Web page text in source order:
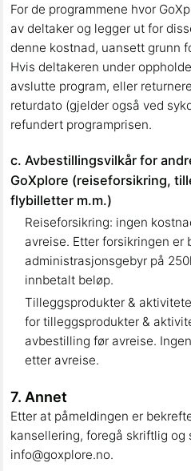
For de programmene hvor
av deltaker og legger ut for
denne kostnad, uansett grunn
Hvis deltakeren under
avslutte program, eller
returdato (gjelder også ved
refundert programprisen.
c. Avbestillingsvilkår for
GoXplore (reiseforsikring,
flybilletter m.m.)
Reiseforsikring: ingen
avreise. Etter forsikringen
administrasjonsgebyr på
innbetalt beløp.
Tilleggsprodukter &
for tilleggsprodukter &
avbestilling før avreise.
etter avreise.
7. Annet
Etter at påmeldingen er
kansellering, foregå skriftlig og
info@goxplore.no.